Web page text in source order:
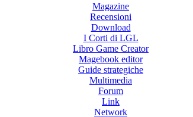
Magazine
Recensioni
Download
I Corti di LGL
Libro Game Creator
Magebook editor
Guide strategiche
Multimedia
Forum
Link
Network